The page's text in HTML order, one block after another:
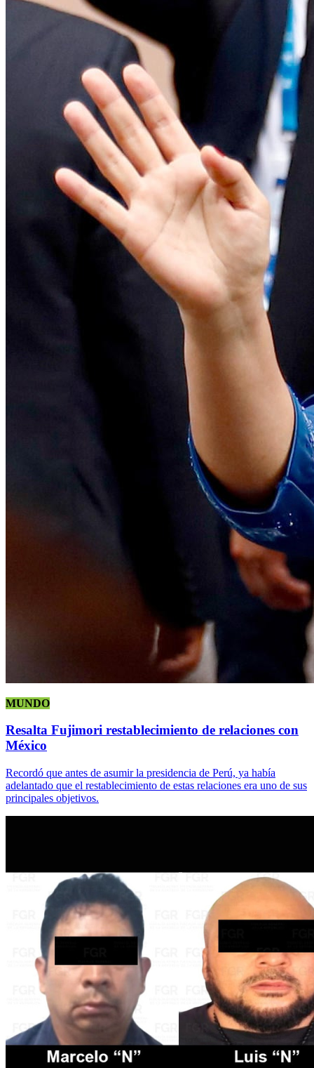
MUNDO
Resalta Fujimori restablecimiento de relaciones con
México
Recordó que antes de asumir la presidencia de Perú, ya había
adelantado que el restablecimiento de estas relaciones era uno de sus
principales objetivos.